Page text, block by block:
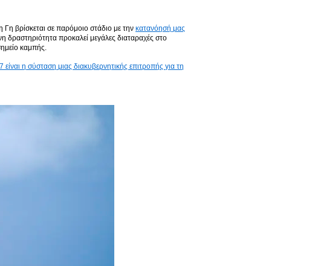
βρίσκεται σε παρόμοιο στάδιο με την κατανόησή μας
δραστηριότητα προκαλεί μεγάλες διαταραχές στο
καμπής.
η σύσταση μιας διακυβερνητικής επιτροπής για τη